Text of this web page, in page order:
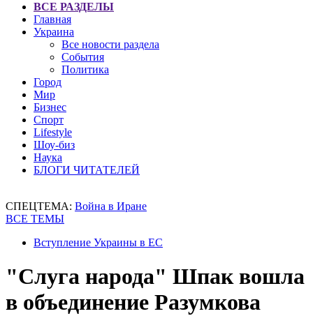
ВСЕ РАЗДЕЛЫ
Главная
Украина
Все новости раздела
События
Политика
Город
Мир
Бизнес
Спорт
Lifestyle
Шоу-биз
Наука
БЛОГИ ЧИТАТЕЛЕЙ
СПЕЦТЕМА: Война в Иране
ВСЕ ТЕМЫ
Вступление Украины в ЕС
"Слуга народа" Шпак вошла
в объединение Разумкова